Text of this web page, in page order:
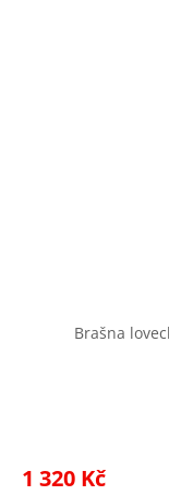
Brašna
1 320 Kč